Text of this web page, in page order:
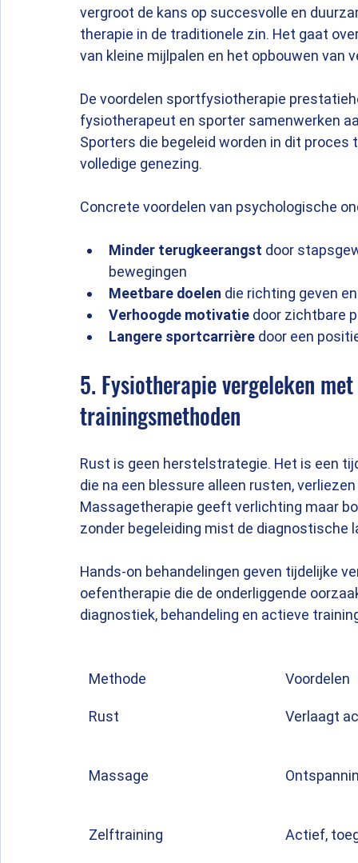
vergroot de kans op succesvolle en
therapie in de traditionele zin. Het gaat
van kleine mijlpalen en het opbouwen van
De voordelen sportfysiotherapie
fysiotherapeut en sporter samenwerken
Sporters die begeleid worden in dit
volledige genezing.
Concrete voordelen van psychologische
Minder terugkeerangst door
bewegingen
Meetbare doelen die richting geven
Verhoogde motivatie door zichtbare
Langere sportcarrière door een
5. Fysiotherapie vergeleken
trainingsmethoden
Rust is geen herstelstrategie. Het is een
die na een blessure alleen rusten,
Massagetherapie geeft verlichting maar
zonder begeleiding mist de diagnostische
Hands-on behandelingen geven tijdelijke
oefentherapie die de onderliggende
diagnostiek, behandeling en actieve
Methode Voordelen
Rust Verlaagt
Massage
Zelftraining Actief,